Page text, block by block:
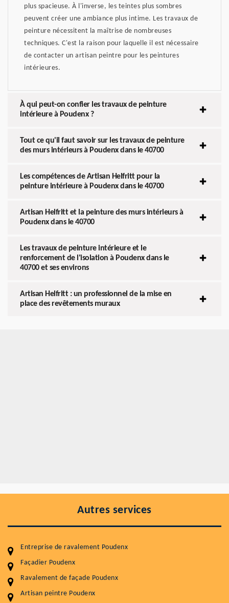
plus spacieuse. À l'inverse, les teintes plus sombres
peuvent créer une ambiance plus intime. Les travaux de
peinture nécessitent la maîtrise de nombreuses
techniques. C'est la raison pour laquelle il est nécessaire
de contacter un artisan peintre pour les peintures
intérieures.
À qui peut-on confier les travaux de peinture
intérieure à Poudenx ?
Tout ce qu'il faut savoir sur les travaux de peinture
des murs intérieurs à Poudenx dans le 40700
Les compétences de Artisan Helfritt pour la
peinture intérieure à Poudenx dans le 40700
Artisan Helfritt et la peinture des murs intérieurs à
Poudenx dans le 40700
Les travaux de peinture intérieure et le
renforcement de l'isolation à Poudenx dans le
40700 et ses environs
Artisan Helfritt : un professionnel de la mise en
place des revêtements muraux
Autres services
Entreprise de ravalement Poudenx
Façadier Poudenx
Ravalement de façade Poudenx
Artisan peintre Poudenx
Entretenir votre toiture, c'est préserver sa
durabilité